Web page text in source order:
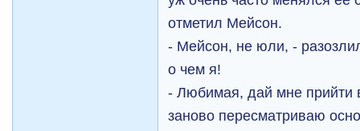
отметил Мейсон.
- Мейсон, не юли, -
о чем я!
- Любимая, дай мне прийти
заново пересматриваю